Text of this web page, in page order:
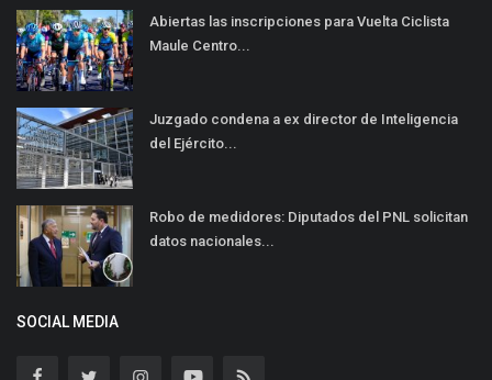
Abiertas las inscripciones para Vuelta Ciclista
Maule Centro...
Juzgado condena a ex director de Inteligencia
del Ejército...
Robo de medidores: Diputados del PNL solicitan
datos nacionales...
SOCIAL MEDIA